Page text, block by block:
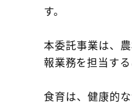
す。
本委託事業は、
報業務を担当する
食育は、健康的